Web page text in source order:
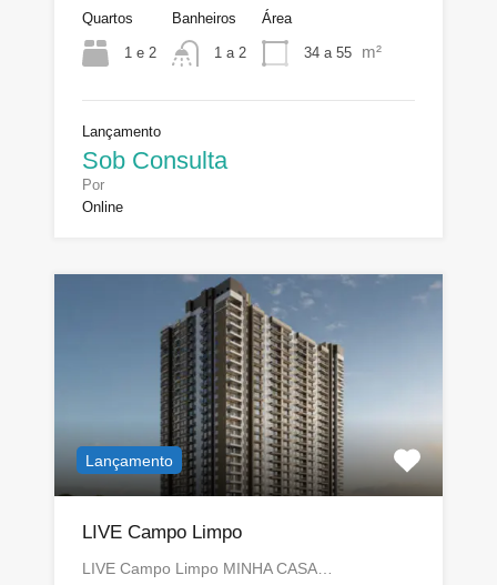
Quartos
1 e 2
Banheiros
1 a 2
Área
34 a 55 m²
Lançamento
Sob Consulta
Por
Online
Lançamento
LIVE Campo Limpo
LIVE Campo Limpo MINHA CASA…